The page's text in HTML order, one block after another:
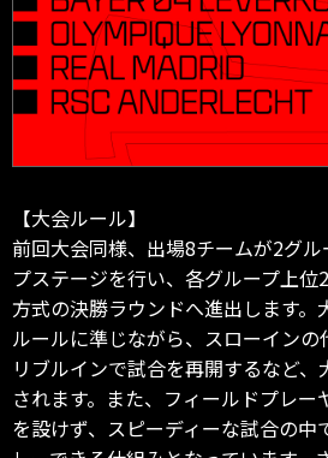
【大会ルール】
前回大会同様、出場8チームが2グ
プステージを行い、各グループ上
方式の決勝ラウンドへ進出します。
ルールに準じながら、スローイン
リブルインで試合を再開するなど
されます。また、フィールドプレー
を設けず、スピーディーな試合の中